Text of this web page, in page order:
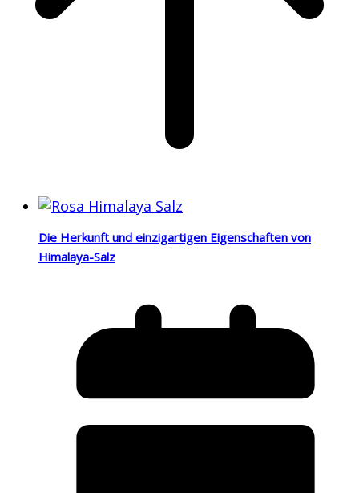
Die Herkunft und einzigartigen Eigenschaften von
Himalaya-Salz